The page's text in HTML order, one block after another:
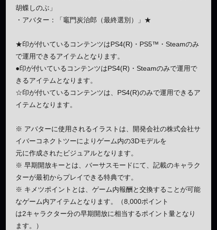
胡蝶しのぶ」
・アバター：「竈門炭治郎（最終選別）」★
★印が付いているコンテンツはPS4(R)・PS5™・Steamのみ
で運用できるアイテムとなります。
●印が付いているコンテンツはPS4(R)・Steamのみで運用で
きるアイテムとなります。
☆印が付いているコンテンツは、PS4(R)のみで運用できるア
イテムとなります。
※ アバターに使用されるイラストは、開発会社の株式会社サ
イバーコネクトツーによりゲーム内の3Dモデルを
元に作成されたビジュアルとなります。
※ 早期開放キーとは、バーサスモードにて、記載のキャラク
ターが最初からプレイできる特典です。
※ キメツポイントとは、ゲーム内報酬と交換することが可能
なゲーム内アイテムとなります。（8,000ポイント
は2キャラクター分の早期開放に相当するポイント量となり
ます。）